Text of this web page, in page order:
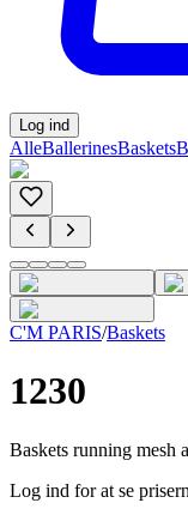
Log ind
AlleBallerinesBaskets
C'M PARIS/Baskets
1230
Baskets running mesh
Log ind for at se